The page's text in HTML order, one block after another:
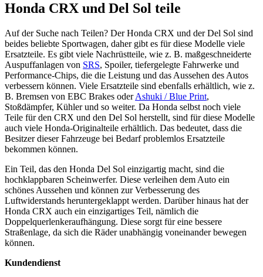
Honda CRX und Del Sol teile
Auf der Suche nach Teilen? Der Honda CRX und der Del Sol sind
beides beliebte Sportwagen, daher gibt es für diese Modelle viele
Ersatzteile. Es gibt viele Nachrüstteile, wie z. B. maßgeschneiderte
Auspuffanlagen von SRS, Spoiler, tiefergelegte Fahrwerke und
Performance-Chips, die die Leistung und das Aussehen des Autos
verbessern können. Viele Ersatzteile sind ebenfalls erhältlich, wie z.
B. Bremsen von EBC Brakes oderAshuki / Blue Print,
Stoßdämpfer, Kühler und so weiter. Da Honda selbst noch viele
Teile für den CRX und den Del Sol herstellt, sind für diese Modelle
auch viele Honda-Originalteile erhältlich. Das bedeutet, dass die
Besitzer dieser Fahrzeuge bei Bedarf problemlos Ersatzteile
bekommen können.
Ein Teil, das den Honda Del Sol einzigartig macht, sind die
hochklappbaren Scheinwerfer. Diese verleihen dem Auto ein
schönes Aussehen und können zur Verbesserung des
Luftwiderstands heruntergeklappt werden. Darüber hinaus hat der
Honda CRX auch ein einzigartiges Teil, nämlich die
Doppelquerlenkeraufhängung. Diese sorgt für eine bessere
Straßenlage, da sich die Räder unabhängig voneinander bewegen
können.
Kundendienst